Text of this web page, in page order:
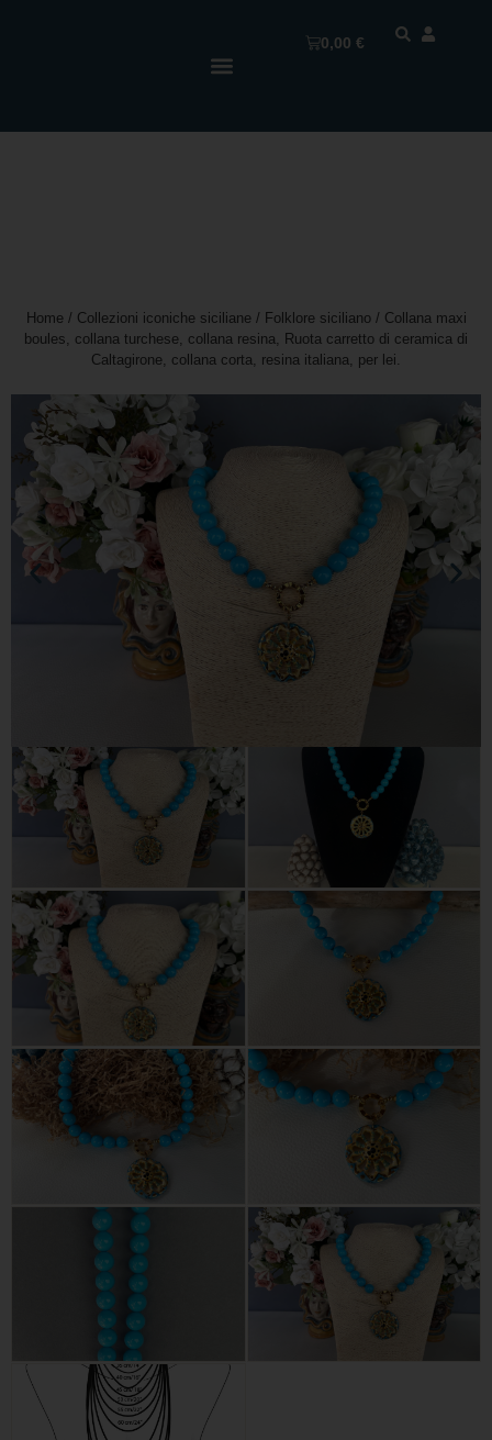
0,00€
Home / Collezioni iconiche siciliane / Folklore siciliano/ Collana maxi
boules, collana turchese, collana resina, Ruota carretto di ceramica di
Caltagirone, collana corta, resina italiana, per lei.